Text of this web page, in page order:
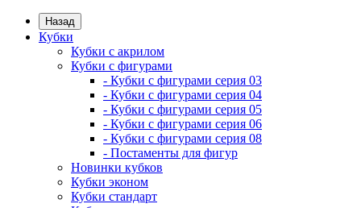
Назад
Кубки
Кубки с акрилом
Кубки с фигурами
- Кубки с фигурами серия 03
- Кубки с фигурами серия 04
- Кубки с фигурами серия 05
- Кубки с фигурами серия 06
- Кубки с фигурами серия 08
- Постаменты для фигур
Новинки кубков
Кубки эконом
Кубки стандарт